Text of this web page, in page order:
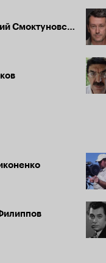
Иннокентий Смоктуновский